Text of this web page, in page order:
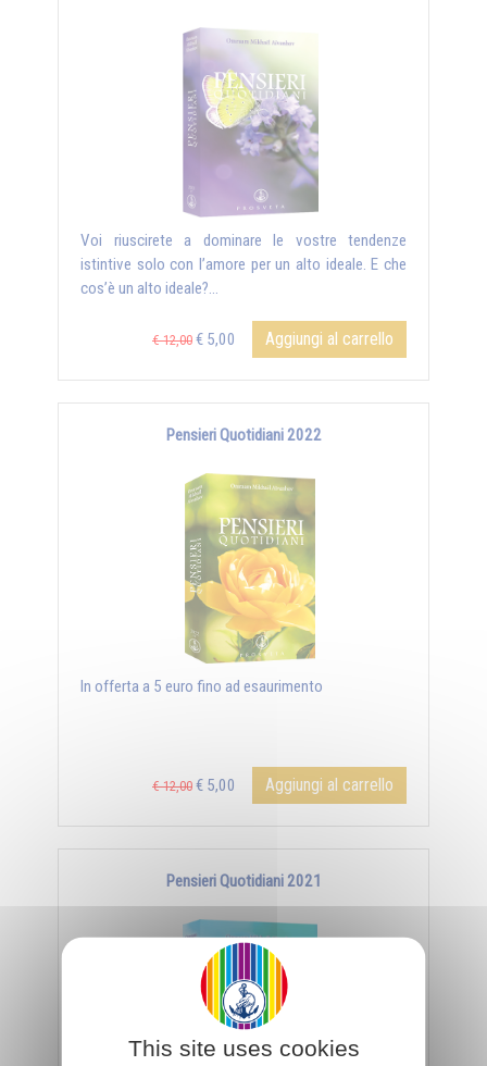
Voi riuscirete a dominare le vostre tendenze
istintive solo con l’amore per un alto ideale. E che
cos’è un alto ideale?...
€ 12,00 € 5,00 Aggiungi al carrello
Pensieri Quotidiani 2022
In offerta a 5 euro fino ad esaurimento
€ 12,00 € 5,00 Aggiungi al carrello
Pensieri Quotidiani 2021
This site uses cookies